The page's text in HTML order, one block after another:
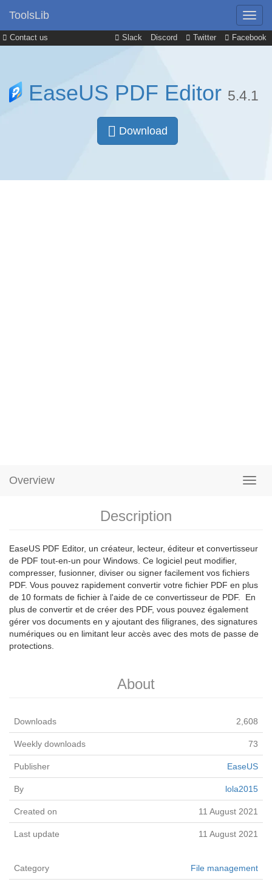
Contact us Slack Discord Twitter Facebook
ToolsLib
EaseUS PDF Editor 5.4.1
Download
Overview
Description
EaseUS PDF Editor, un créateur, lecteur, éditeur et convertisseur
de PDF tout-en-un pour Windows. Ce logiciel peut modifier,
compresser, fusionner, diviser ou signer facilement vos fichiers
PDF. Vous pouvez rapidement convertir votre fichier PDF en plus
de 10 formats de fichier à l'aide de ce convertisseur de PDF. En
plus de convertir et de créer des PDF, vous pouvez également
gérer vos documents en y ajoutant des filigranes, des signatures
numériques ou en limitant leur accès avec des mots de passe de
protections.
About
Downloads 2,608
Weekly downloads 73
Publisher EaseUS
By lola2015
Created on 11 August 2021
Last update 11 August 2021
Category File management